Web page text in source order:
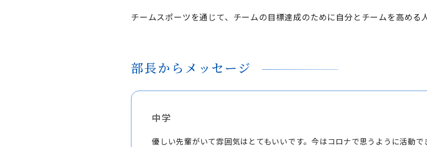
チームスポーツを通じて、チームの目標達成のために自分とチームを高める
部長からメッセージ
中学
優しい先輩がいて雰囲気はとてもいいです。今はコロナで思うように活動